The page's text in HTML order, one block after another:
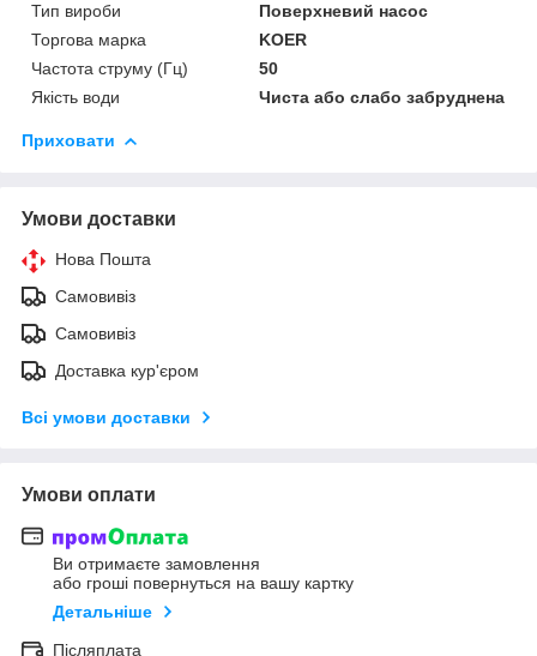
Тип вироби
Поверхневий насос
Торгова марка
KOER
Частота струму (Гц)
50
Якість води
Чиста або слабо забруднена
Приховати
Умови доставки
Нова Пошта
Самовивіз
Самовивіз
Доставка кур'єром
Всі умови доставки
Умови оплати
Ви отримаєте замовлення
або гроші повернуться на вашу картку
Детальніше
Післяплата